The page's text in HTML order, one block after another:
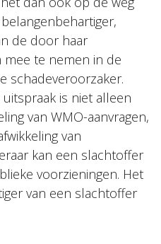
de door haar
mee te nemen in de
schadeveroorzaker.
is niet alleen
van WMO-aanvragen,
van
kan een slachtoffer
voorzieningen. Het
van een slachtoffer